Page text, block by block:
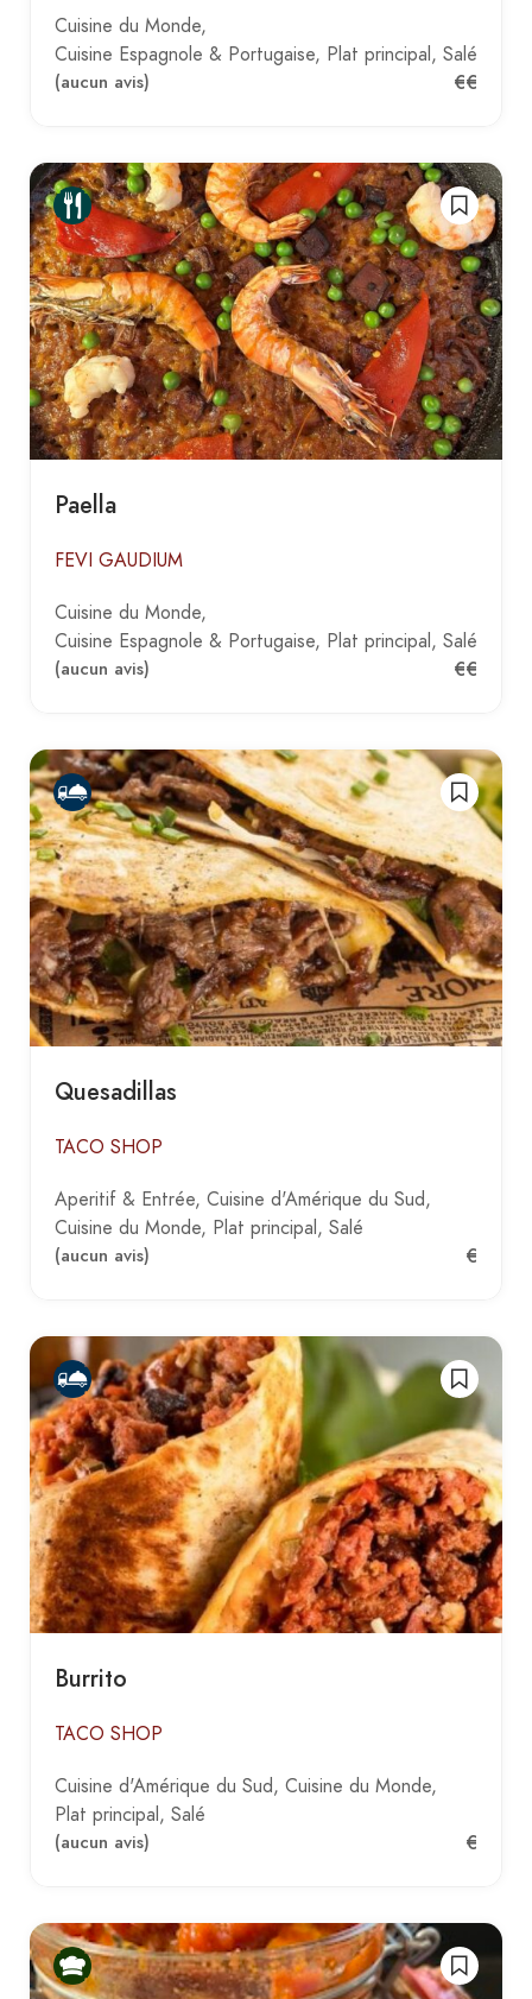
Cuisine du Monde
Cuisine Espagnole & Portugaise Plat principal Salé
(aucun avis)
€€
Paella
FEVI GAUDIUM
Cuisine du Monde
Cuisine Espagnole & Portugaise Plat principal Salé
(aucun avis)
€€
Quesadillas
TACO SHOP
Aperitif & Entrée Cuisine d'Amérique du Sud
Cuisine du Monde Plat principal Salé
(aucun avis)
€
Burrito
TACO SHOP
Cuisine d'Amérique du Sud Cuisine du Monde
Plat principal Salé
(aucun avis)
€